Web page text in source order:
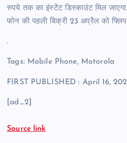
रुपये तक का इंस्टेंट डिस्काउंट मिल
फोन की पहली बिक्री 23 अप्रैल को
.
Tags: Mobile Phone, Motorola
FIRST PUBLISHED : April 16,
[ad_2]
Source link